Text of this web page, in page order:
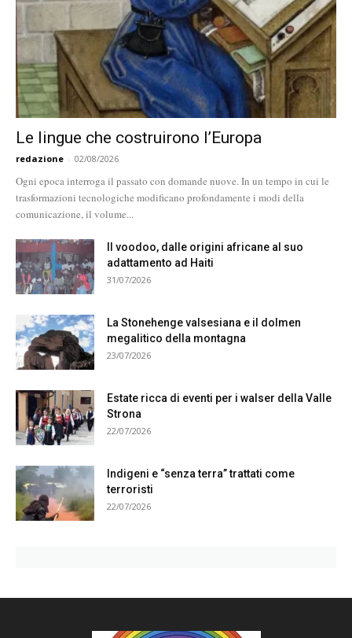
Le lingue che costruirono l’Europa
redazione - 02/08/2026
Ogni epoca interroga il passato con domande nuove. In un tempo in cui le
trasformazioni tecnologiche modificano profondamente i modi della
comunicazione, il volume...
Il voodoo, dalle origini africane al suo
adattamento ad Haiti
31/07/2026
La Stonehenge valsesiana e il dolmen
megalitico della montagna
23/07/2026
Estate ricca di eventi per i walser della Valle
Strona
22/07/2026
Indigeni e “senza terra” trattati come
terroristi
22/07/2026